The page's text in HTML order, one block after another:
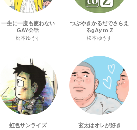
一生に一度も使わない
GAY会話
松本ゆうす
つぶやきかるだでさらえ
るgAy to Z
松本ゆうす
虹色サンライズ 玄太はオレが好き